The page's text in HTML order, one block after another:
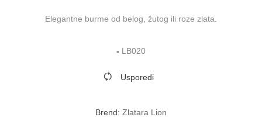
Elegantne burme od belog, žutog ili roze zlata.
- LB020
Usporedi
Brend: Zlatara Lion